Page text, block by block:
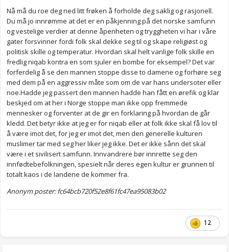
Nå må du roe deg ned litt frøken å forholde deg saklig og rasjonell.
Du må jo innrømme at det er en påkjenning på det norske samfunn
og vestelige verdier at denne åpenheten og tryggheten vi har i våre
gater forsvinner fordi folk skal dekke seg til og skape religiøst og
politisk skille og temperatur. Hvordan skal helt vanlige folk skille en
fredlig niqab kontra en som sjuler en bombe for eksempel? Det var
forferdelig å se den mannen stoppe disse to damene og forhøre seg
med dem på en aggressiv måte som om de var hans undersoter eller
noe.Hadde jeg passert den mannen hadde han fått en ørefik og klar
beskjed om at her i Norge stoppe man ikke opp fremmede
mennesker og forventer at de gir en forklaring på hvordan de går
kledd. Det betyr ikke at jeg er for niqab eller at folk ikke skal få lov til
å være imot det, for jeg er imot det, men den generelle kulturen
muslimer tar med seg her liker jeg ikke. Det er ikke sånn det skal
være i et sivilisert samfunn. Innvandrere bør innrette seg den
innfødtebefolkningen, spesielt når deres egen kultur er grunnen til
totalt kaos i de landene de kommer fra.
Anonym poster: fc64bcb720f52e8f61fc47ea95083b02
12